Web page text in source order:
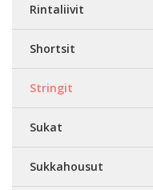
Rintaliivit
Shortsit
Stringit
Sukat
Sukkahousut